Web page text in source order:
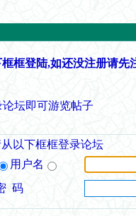
框登陆,如还没注册请先
坛即可游览帖子
以下框框登录论坛
用户名
码